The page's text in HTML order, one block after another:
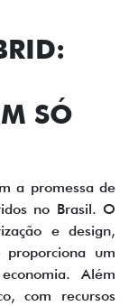
SÓ
a promessa de
no Brasil. O
e design,
um
Além
com recursos